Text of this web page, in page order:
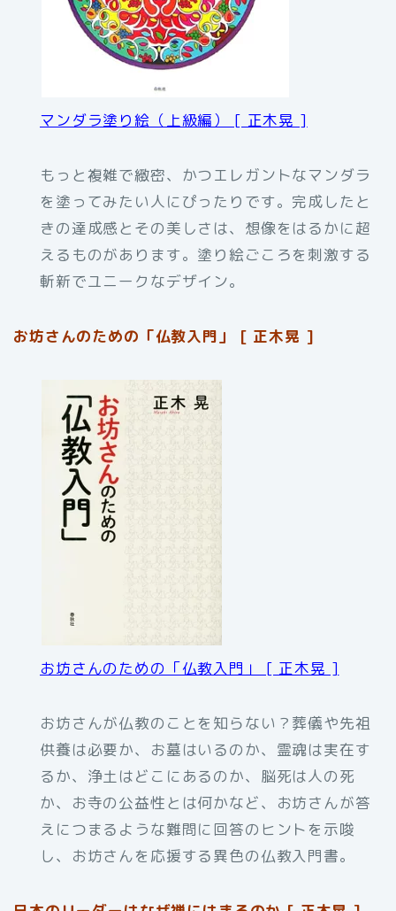
マンダラ塗り絵（上級編） [ 正木晃 ]
もっと複雑で緻密、かつエレガントなマンダラ
を塗ってみたい人にぴったりです。完成したと
きの達成感とその美しさは、想像をはるかに超
えるものがあります。塗り絵ごころを刺激する
斬新でユニークなデザイン。
お坊さんのための「仏教入門」 [ 正木晃 ]
お坊さんのための「仏教入門」 [ 正木晃 ]
お坊さんが仏教のことを知らない？葬儀や先祖
供養は必要か、お墓はいるのか、霊魂は実在す
るか、浄土はどこにあるのか、脳死は人の死
か、お寺の公益性とは何かなど、お坊さんが答
えにつまるような難問に回答のヒントを示唆
し、お坊さんを応援する異色の仏教入門書。